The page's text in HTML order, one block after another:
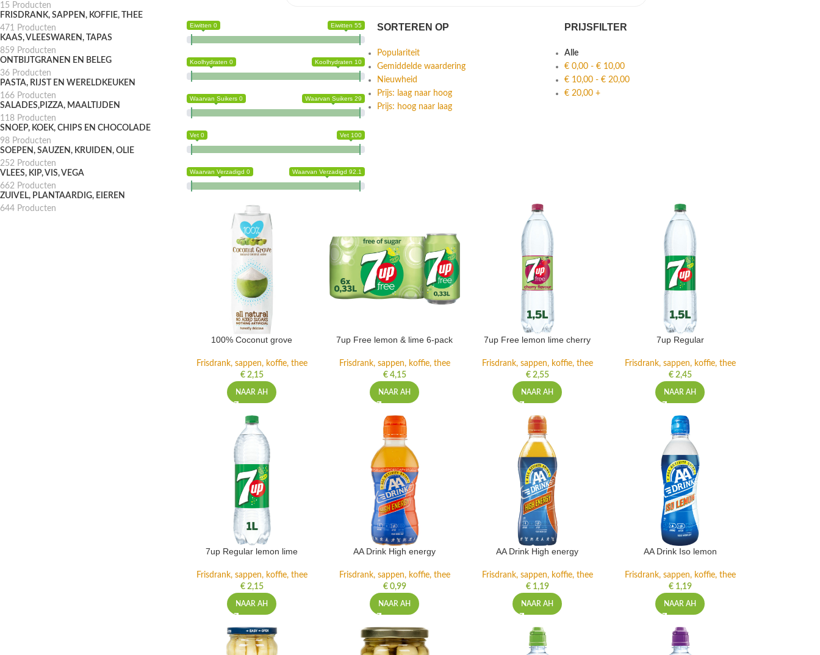
15 Producten
FRISDRANK, SAPPEN, KOFFIE, THEE
471 Producten
KAAS, VLEESWAREN, TAPAS
859 Producten
ONTBIJTGRANEN EN BELEG
36 Producten
PASTA, RIJST EN WERELDKEUKEN
166 Producten
SALADES,PIZZA, MAALTIJDEN
118 Producten
SNOEP, KOEK, CHIPS EN CHOCOLADE
98 Producten
SOEPEN, SAUZEN, KRUIDEN, OLIE
252 Producten
VLEES, KIP, VIS, VEGA
662 Producten
ZUIVEL, PLANTAARDIG, EIEREN
644 Producten
Eiwitten 0 Eiwitten 55
Koolhydraten 0 Koolhydraten 10
Waarvan Suikers 0 Waarvan Suikers 29
Vet 0 Vet 100
Waarvan Verzadigd 0 Waarvan Verzadigd 92.1
SORTEREN OP
Populariteit
Gemiddelde waardering
Nieuwheid
Prijs: laag naar hoog
Prijs: hoog naar laag
PRIJSFILTER
Alle
€0,00- €10,00
€10,00- €20,00
€20,00+
100% Coconut grove
Frisdrank, sappen, koffie, thee
€2,15
NAAR AH
7up Free lemon & lime 6-pack
Frisdrank, sappen, koffie, thee
€4,15
NAAR AH
7up Free lemon lime cherry
Frisdrank, sappen, koffie, thee
€2,55
NAAR AH
7up Regular
Frisdrank, sappen, koffie, thee
€2,45
NAAR AH
7up Regular lemon lime
Frisdrank, sappen, koffie, thee
€2,15
NAAR AH
AA Drink High energy
Frisdrank, sappen, koffie, thee
€0,99
NAAR AH
AA Drink High energy
Frisdrank, sappen, koffie, thee
€1,19
NAAR AH
AA Drink Iso lemon
Frisdrank, sappen, koffie, thee
€1,19
NAAR AH